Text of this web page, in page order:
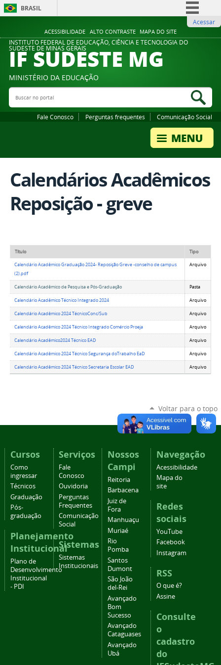
ACESSIBILIDADE ALTO CONTRASTE MAPA DO SITE
BRASIL
Comunica BR
Participe
Legislação
Acessar
INSTITUTO FEDERAL DE EDUCAÇÃO, CIÊNCIA E TECNOLOGIA DO
SUDESTE DE MINAS GERAIS
IF SUDESTE MG
MINISTÉRIO DA EDUCAÇÃO
Buscar no portal
Fale Conosco Perguntas frequentes Comunicação Social
Calendários Acadêmicos
Reposição - greve
Título Tipo
Calendário Acadêmico Graduação 2024- Reposição Greve -conselho de campus
(2).pdf
Arquivo
Calendário Acadêmico de Pesquisa e Pós-Graduação Pasta
Calendário Acadêmico Técnico Integrado 2024 Arquivo
Calendário Acadêmico 2024 TécnicoConc/Sub Arquivo
Calendário Acadêmico 2024 Técnico Integrado Comércio Proeja Arquivo
Calendário Acadêmico2024 Técnico EAD Arquivo
Calendário Acadêmico 2024 Técnico Segurança doTrabalho EaD Arquivo
Calendário Acadêmico 2024 Técnico Secretaria Escolar EAD Arquivo
Voltar para o topo
Cursos
Como
ingressar
Técnicos
Graduação
Pós-
graduação
Planejamento
Institucional
Plano de
Desenvolvimento
Institucional
- PDI
Serviços
Fale
Conosco
Ouvidoria
Perguntas
Frequentes
Comunicação
Social
Sistemas
Sistemas
Institucionais
Nossos
Campi
Reitoria
Barbacena
Juiz de
Fora
Manhuaçu
Muriaé
Rio
Pomba
Santos
Dumont
São João
del-Rei
Avançado
Bom
Sucesso
Avançado
Cataguases
Avançado
Ubá
Navegação
Acessibilidade
Mapa do
site
Redes
sociais
YouTube
Facebook
Instagram
RSS
O que é?
Assine
Consulte
o
cadastro
do